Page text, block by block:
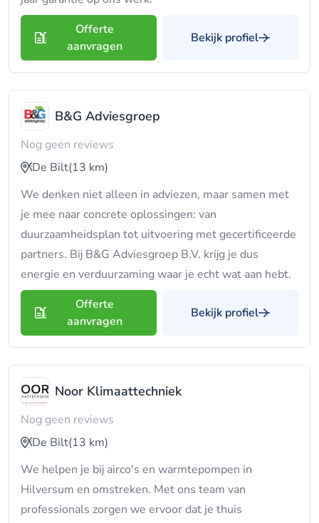
Offerte
aanvragen
Bekijk profiel
B&G Adviesgroep
Nog geen reviews
De Bilt(13 km)
We denken niet alleen in adviezen, maar samen met
je mee naar concrete oplossingen: van
duurzaamheidsplan tot uitvoering met gecertificeerde
partners. Bij B&G Adviesgroep B.V. krijg je dus
energie en verduurzaming waar je echt wat aan hebt.
Offerte
aanvragen
Bekijk profiel
Noor Klimaattechniek
Nog geen reviews
De Bilt(13 km)
We helpen je bij airco's en warmtepompen in
Hilversum en omstreken. Met ons team van
professionals zorgen we ervoor dat je thuis